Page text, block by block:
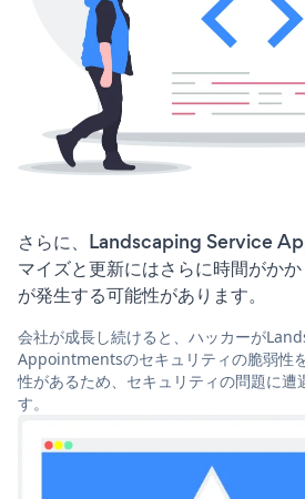
さらに、Landscaping Service
マイズと更新にはさらに時間がか
が発生する可能性があります。
会社が成長し続けると、ハッカーが
Appointmentsのセキュリティの脆弱性
性があるため、セキュリティの問題に遭
す。